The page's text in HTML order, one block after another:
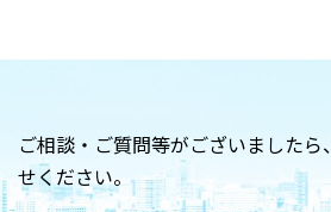
お問い合わせ
ご相談・ご質問等がございましたら、
せください。